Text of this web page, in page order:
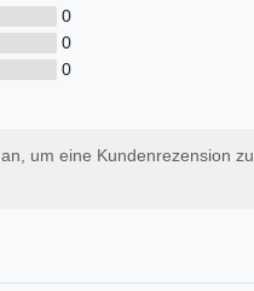
0
0
0
um eine Kundenrezension zu